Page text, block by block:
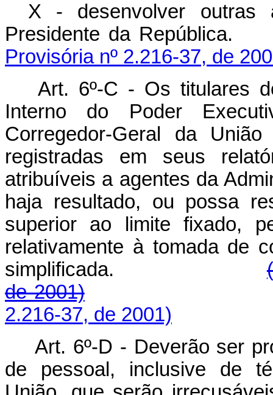
X - desenvolver outras
Presidente da
Provisória nº 2.216-37, de
Art. 6º-C - Os titulares
Interno do Poder
Corregedor-Geral da
registradas em seus
atribuíveis a agentes da
haja resultado, ou possa
superior ao limite fixado,
relativamente à tomada de
simplificada.
de 2001)
2.216-37, de 2001)
Art. 6º-D - Deverão ser
de pessoal, inclusive de